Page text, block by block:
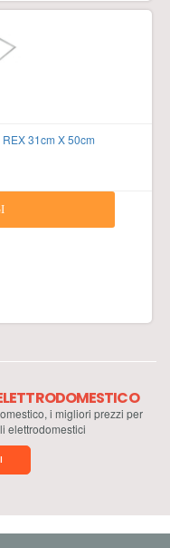
31cm X 50cm
i migliori prezzi per
elettrodomestici